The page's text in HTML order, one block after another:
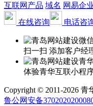
互联网产品 域名 网易企
在线咨询
电话咨
扫一扫 添加客户经
体验青华互联小程
Copyright © 2011-2026 青
鲁公网安备